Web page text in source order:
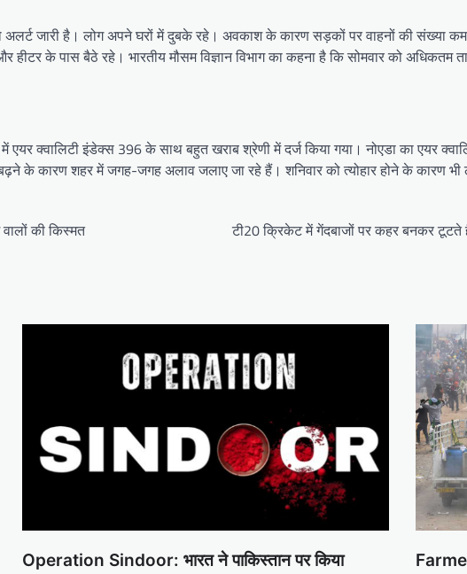
अलर्ट जारी है। लोग अपने घरों में दुबके रहे। अवकाश के कारण सड़कों पर वाहनों की संख्या
के पास बैठे रहे। भारतीय मौसम विज्ञान विभाग का कहना है कि सोमवार को अधिकतम
एयर क्वालिटी इंडेक्स 396 के साथ बहुत खराब श्रेणी में दर्ज किया गया। नोएडा का एयर
के कारण शहर में जगह-जगह अलाव जलाए जा रहे हैं। शनिवार को त्योहार होने के कारण
की किस्मत टी20 क्रिकेट में गेंदबाजों पर कहर बनकर टूटते
Operation Sindoor: भारत ने पाकिस्तान पर किया